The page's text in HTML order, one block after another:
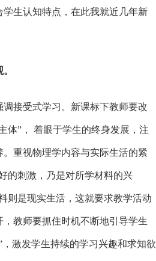
生认知特点，在此我就近几年新
接受式学习。新课标下教师要改
体”， 着眼于学生的终身发展，注
重视物理学内容与实际生活的紧
的刺激，乃是对所学材料的兴
则是现实生活，这就要求教学活动
教师要抓住时机不断地引导学生
激发学生持续的学习兴趣和求知欲